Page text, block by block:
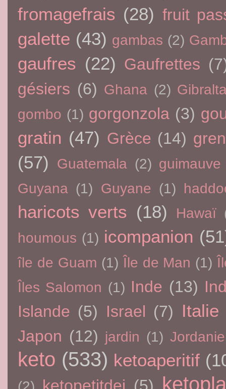
fromagefrais (28) fruit
galette (43) gambas (2)
gaufres (22) Gaufrettes
gésiers (6) Ghana (2)
gombo (1) gorgonzola (3)
gratin (47) Grèce (14)
(57) Guatemala (2) guimauve
Guyana (1) Guyane (1)
haricots verts (18) Hawaï
houmous (1) icompanion
île de Guam (1) Île de Man (1)
Îles Salomon (1) Inde (13)
Islande (5) Israel (7) Italie
Japon (12) jardin (1) Jordanie
keto (533) ketoaperitif
(2) ketopetitdej (5)